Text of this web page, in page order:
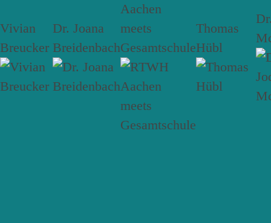
Vivian
Breucker
Dr. Joana
Breidenbach
Aachen
meets
Gesamtschule
Thomas
Hübl